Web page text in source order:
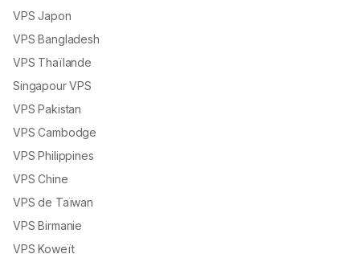
VPS Japon
VPS Bangladesh
VPS Thaïlande
Singapour VPS
VPS Pakistan
VPS Cambodge
VPS Philippines
VPS Chine
VPS de Taïwan
VPS Birmanie
VPS Koweït